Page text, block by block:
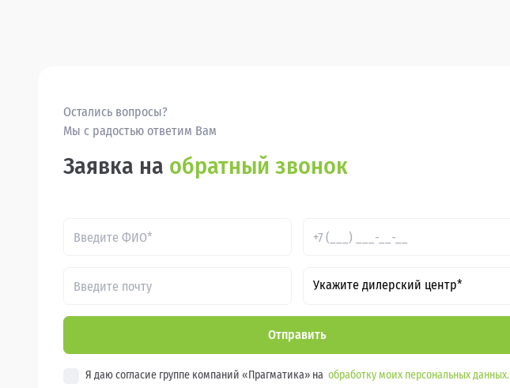
Остались вопросы?
Мы с радостью ответим Вам
Заявка на обратный звонок
Укажите дилерский центр*
Отправить
Я даю согласие группе компаний «Прагматика» на обработку моих персональных данных.